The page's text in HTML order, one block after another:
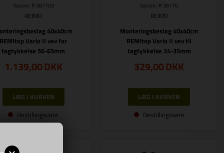
Varenr.: R 361703
REIMO
40x40cm
REMItop Vario II vev for
tagtykkelse 56-65mm
1.139,00DKK
Bestillingsvare
Varenr.: R 36170
REIMO
Monteringsbeslag 40x40cm
REMItop Vario II vev til
tagtykkelse 24-35mm
329,00DKK
Bestillingsvare